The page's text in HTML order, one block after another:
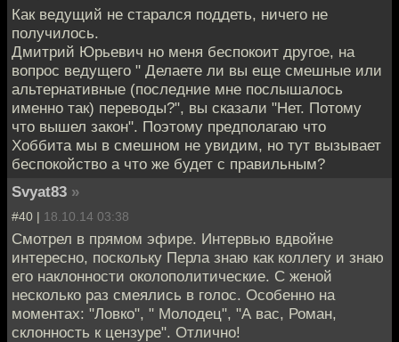
Как ведущий не старался поддеть, ничего не
получилось.
Дмитрий Юрьевич но меня беспокоит другое, на
вопрос ведущего " Делаете ли вы еще смешные или
альтернативные (последние мне послышалось
именно так) переводы?", вы сказали "Нет. Потому
что вышел закон". Поэтому предполагаю что
Хоббита мы в смешном не увидим, но тут вызывает
беспокойство а что же будет с правильным?
Svyat83 »
#40 | 18.10.14 03:38
Смотрел в прямом эфире. Интервью вдвойне
интересно, поскольку Перла знаю как коллегу и знаю
его наклонности околополитические. С женой
несколько раз смеялись в голос. Особенно на
моментах: "Ловко", " Молодец", "А вас, Роман,
склонность к цензуре". Отлично!